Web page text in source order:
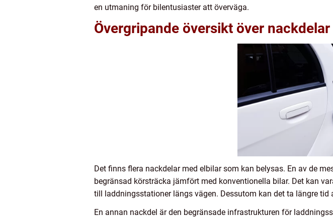
en utmaning för bilentusiaster att överväga.
Övergripande översikt över
Det finns flera nackdelar med elbilar som kan belysas. En av de
begränsad körsträcka jämfört med konventionella bilar. Det kan
till laddningsstationer längs vägen. Dessutom kan det ta längre
En annan nackdel är den begränsade infrastrukturen för